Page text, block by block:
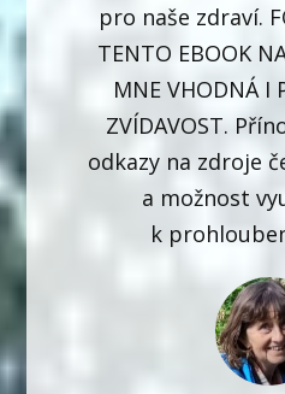
pro naše zdraví.
TENTO EBOOK
MNE VHODNÁ I
ZVÍDAVOST.
odkazy na zdroje
a možnost
k